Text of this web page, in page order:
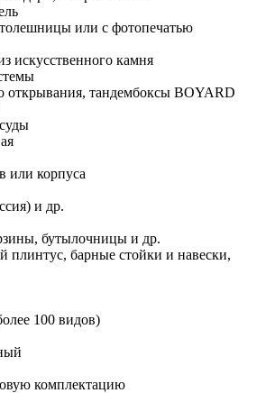
или с фотопечатью
искусственного камня
тандембоксы BOYARD
или корпуса
и др.
бутылочницы и др.
плинтус, барные стойки и навески,
100 видов)
комплектацию